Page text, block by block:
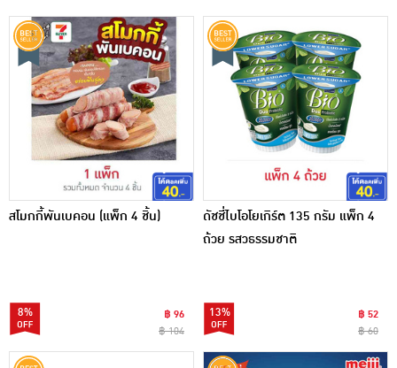
สโมกกี้พันเบคอน (แพ็ก 4 ชิ้น)
8%
฿ 96
฿ 104
ดัชชี่ไบโอโยเกิร์ต 135 กรัม แพ็ก 4
ถ้วย รสวธรรมชาติ
13%
฿ 52
฿ 60